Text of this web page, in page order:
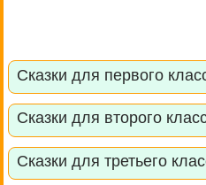
Сказки для первого
Сказки для второго
Сказки для третьего